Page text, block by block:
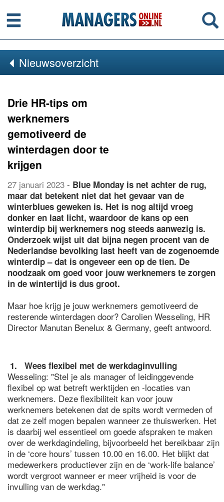
Menu
Nieuwsoverzicht
Drie HR-tips om
werknemers
gemotiveerd de
winterdagen door te
krijgen
27 januari 2023 - Blue Monday is net achter de rug,
maar dat betekent niet dat het gevaar van de
winterblues geweken is. Het is nog altijd vroeg
donker en laat licht, waardoor de kans op een
winterdip bij werknemers nog steeds aanwezig is.
Onderzoek wijst uit dat bijna negen procent van de
Nederlandse bevolking last heeft van de zogenoemde
winterdip – dat is ongeveer een op de tien. De
noodzaak om goed voor jouw werknemers te zorgen
in de wintertijd is dus groot.
Maar hoe krijg je jouw werknemers gemotiveerd de
resterende winterdagen door? Carolien Wesseling, HR
Director Manutan Benelux & Germany, geeft antwoord.
1. Wees flexibel met de werkdaginvulling
Wesseling: "Stel je als manager of leidinggevende
flexibel op wat betreft werktijden en -locaties van
werknemers. Deze flexibiliteit kan voor jouw
werknemers betekenen dat de spits wordt vermeden of
dat ze zelf mogen bepalen wanneer ze thuiswerken. Het
is daarbij wel essentieel om goede afspraken te maken
over de werkdagindeling, bijvoorbeeld het bereikbaar zijn
in de ‘core hours’ tussen 10.00 en 16.00. Het blijkt dat
medewerkers productiever zijn en de ‘work-life balance’
wordt vergroot wanneer er meer vrijheid is voor de
invulling van de werkdag."